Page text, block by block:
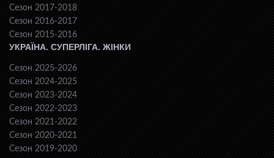
Сезон 2017-2018
Сезон 2016-2017
Сезон 2015-2016
УКРАЇНА. СУПЕРЛІГА. ЖІНКИ
Сезон 2025-2026
Сезон 2024-2025
Сезон 2023-2024
Сезон 2022-2023
Сезон 2021-2022
Сезон 2020-2021
Сезон 2019-2020